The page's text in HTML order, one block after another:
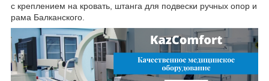
с креплением на кровать, штанга для подвески ручных опор и
рама Балканского.